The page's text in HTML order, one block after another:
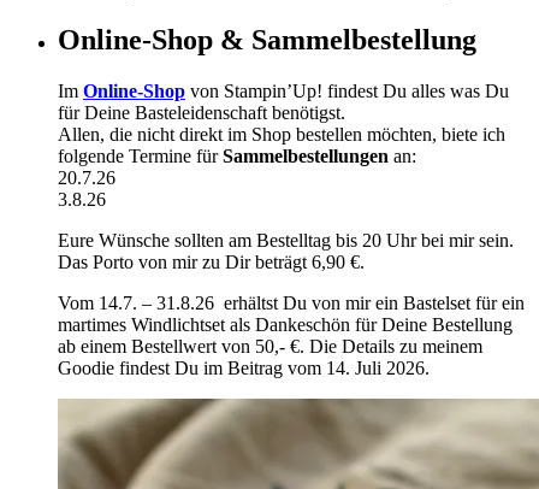
Online-Shop & Sammelbestellung
Im Online-Shop von Stampin’Up! findest Du alles was Du
für Deine Basteleidenschaft benötigst.
Allen, die nicht direkt im Shop bestellen möchten, biete ich
folgende Termine fürSammelbestellungen an:
20.7.26
3.8.26
Eure Wünsche sollten am Bestelltag bis 20 Uhr bei mir sein.
Das Porto von mir zu Dir beträgt 6,90 €.
Vom 14.7. – 31.8.26 erhältst Du von mir ein Bastelset für ein
martimes Windlichtset als Dankeschön für Deine Bestellung
ab einem Bestellwert von 50,- €. Die Details zu meinem
Goodie findest Du im Beitrag vom 14. Juli 2026.